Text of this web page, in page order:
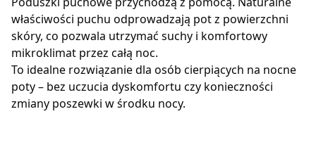
właściwości puchu odprowadzają pot z powierzchni
skóry, co pozwala utrzymać suchy i komfortowy
mikroklimat przez całą noc.
To idealne rozwiązanie dla osób cierpiących na nocne
poty – bez uczucia dyskomfortu czy konieczności
zmiany poszewki w środku nocy.